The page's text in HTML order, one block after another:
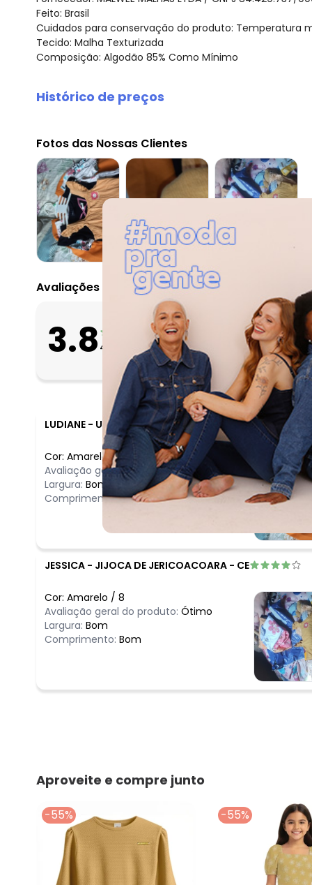
Feito: Brasil
Cuidados para conservação do produto: Temperatura
Tecido: Malha Texturizada
Composição: Algodão 85% Como Mínimo
Histórico de preços
agosto/2026
julho/2026
junho/2026
maio/2026
abril/2026
março/2026
fevereiro/2026
Fotos das Nossas Clientes
Avaliações
3.8 46 avaliações
O que as clientes
Apertado
Folgado
LUDIANE - URUANA - GO
Cor: Amarelo /4
Avaliação geral do produto: Ótimo
Largura: Bom
Comprimento:Bom
JESSICA - JIJOCA DE JERICOACOARA - CE
Cor: Amarelo / 8
Avaliação geral do produto: Ótimo
Largura: Bom
Comprimento: Bom
Aproveite e compre junto
-55% -55%